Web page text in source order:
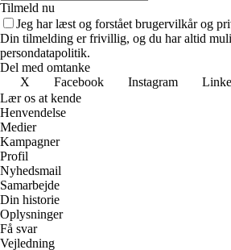
Tilmeld nu
Jeg har læst og forstået brugervilkår og
Din tilmelding er frivillig, og du har altid
persondatapolitik.
Del med omtanke
X
Facebook Instagram
Lær os at kende
Henvendelse
Medier
Kampagner
Profil
Nyhedsmail
Samarbejde
Din historie
Oplysninger
Få svar
Vejledning